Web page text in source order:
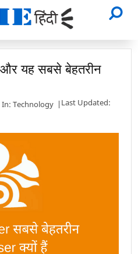
यह सबसे बेहतरीन
In: Technology
Last Updated: